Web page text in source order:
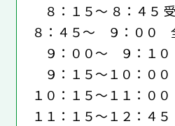
８：１５～ ８：４５
８：４５～ ９：００
９：００～ ９：１
９：１５～１０：０
１０：１５～１１：０
１１：１５～１２：４